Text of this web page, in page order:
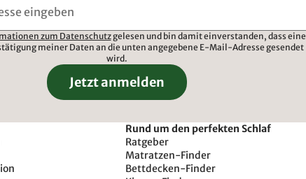
zum Datenschutzgelesen und bin damit einverstanden, dass eine
meiner Daten an die unten angegebene E-Mail-Adresse gesendet
wird.
Jetzt anmelden
Rund um den perfekten Schlaf
Ratgeber
Matratzen-Finder
Bettdecken-Finder